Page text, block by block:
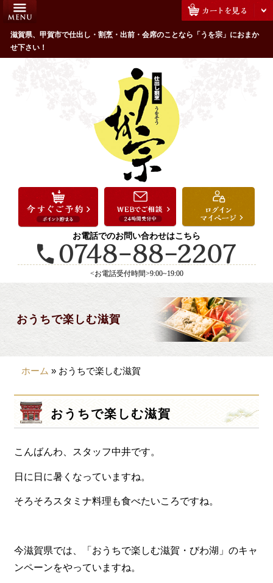
滋賀県、甲賀市で仕出し・割烹・出前・会席のことなら「うを宗」におまか
せ下さい！
お電話でのお問い合わせはこちら
<お電話受付時間>9:00~19:00
おうちで楽しむ滋賀
HOME
うを宗のこだわり
配達エリア・注文方法
お祝い・ハレの日
法事・法要
接待・おもてなし
会議・セミナー弁当
製薬会社様向け
観光・行楽
価格から選ぶ
~999円
1,000~1,999円
2,000~2,999円
3,000~3999円
8,000円~
食材から選ぶ
ホーム » おうちで楽しむ滋賀
おうちで楽しむ滋賀
こんばんわ、スタッフ中井です。
日に日に暑くなっていますね。
そろそろスタミナ料理も食べたいころですね。
今滋賀県では、「おうちで楽しむ滋賀・びわ湖」のキャ
ンペーンをやっていますね。